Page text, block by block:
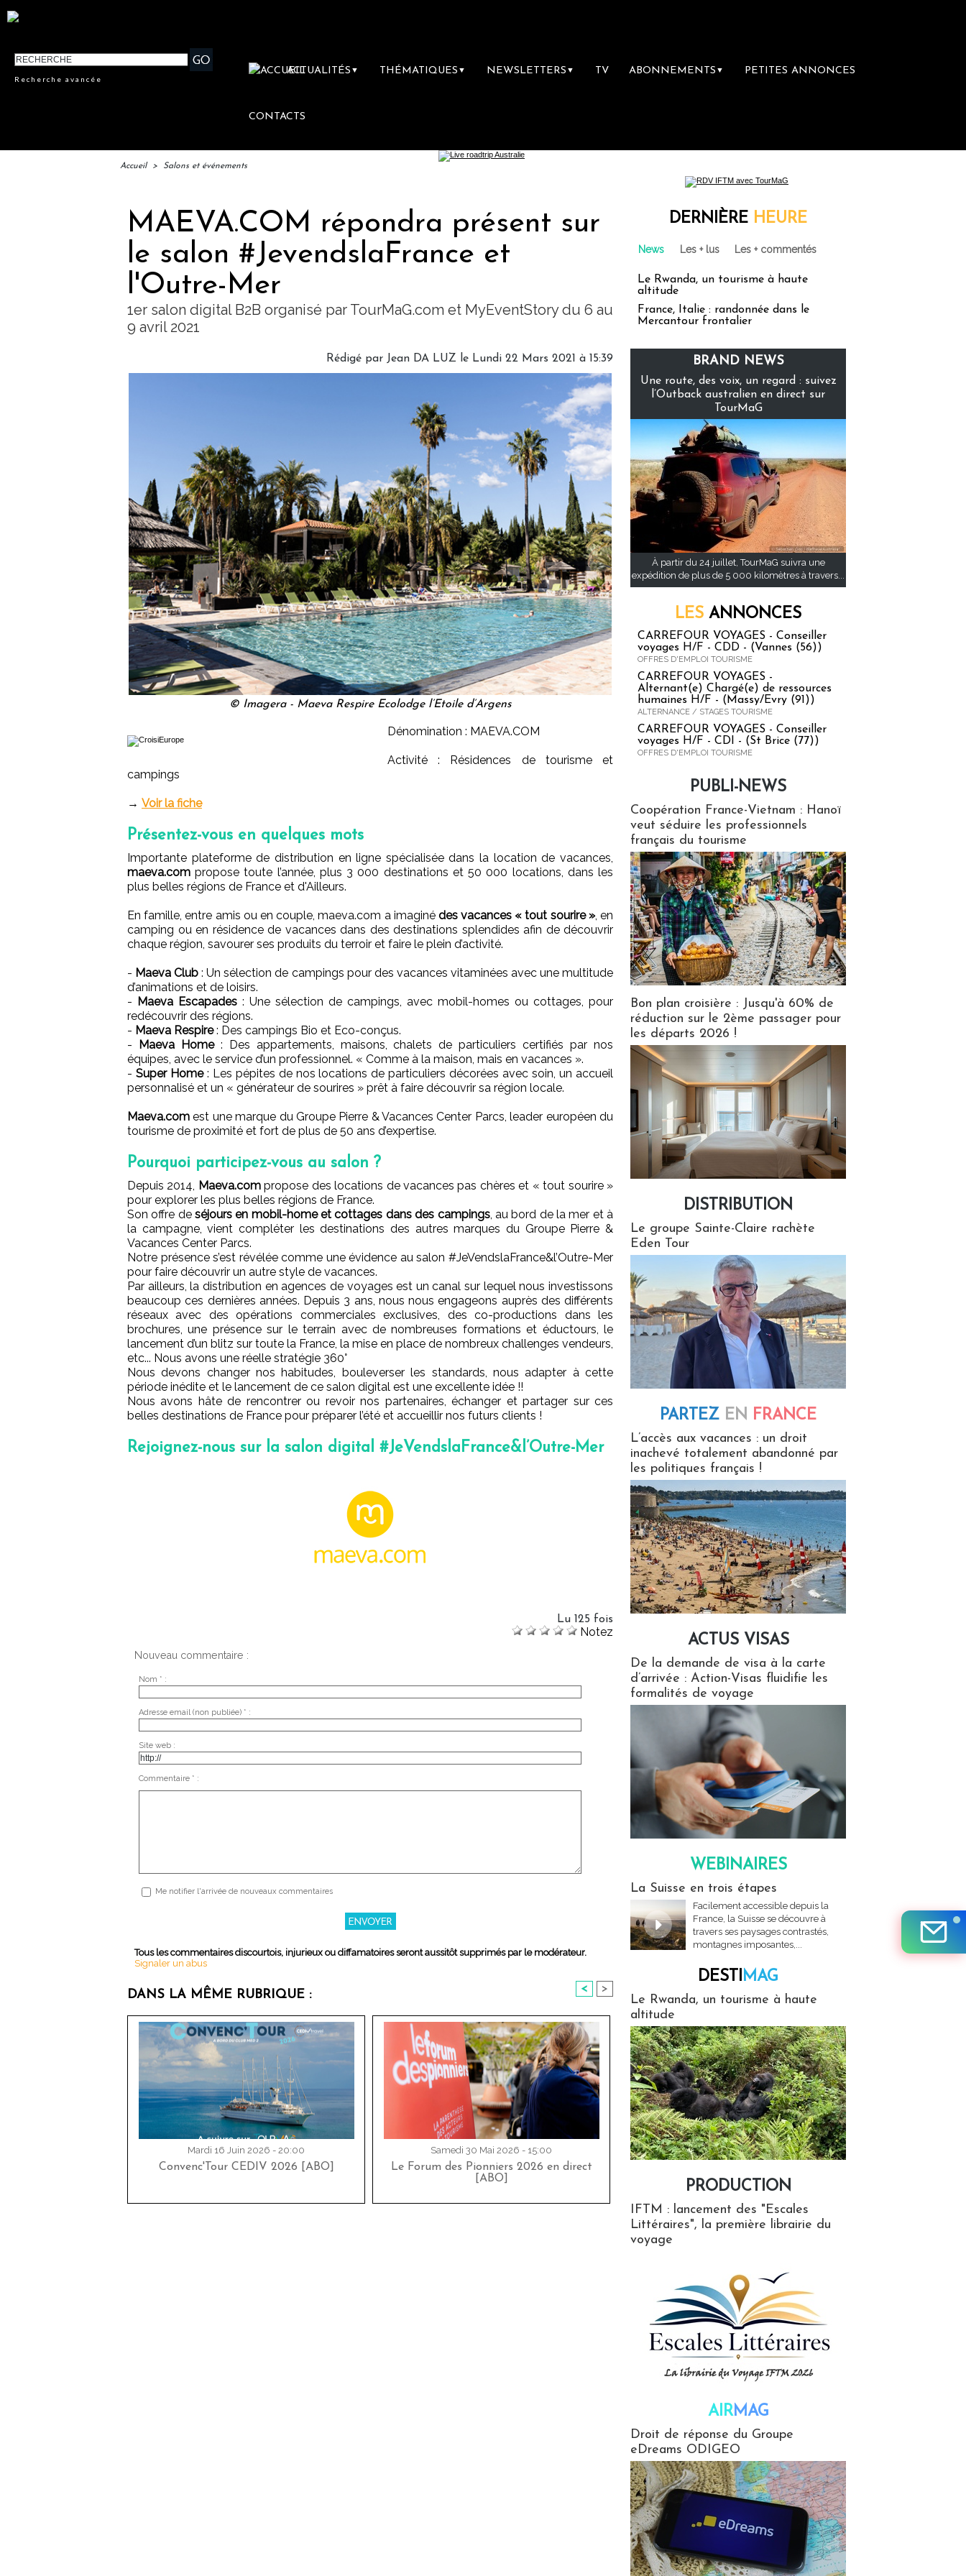
Recherche avancée
ACTUALITÉS ▼ THÉMATIQUES ▼ NEWSLETTERS ▼ TV ABONNEMENTS ▼ PETITES ANNONCES
CONTACTS
Accueil > Salons et événements
MAEVA.COM répondra présent sur
le salon #JevendslaFrance et
l'Outre-Mer
1er salon digital B2B organisé par TourMaG.com et MyEventStory du 6 au
9 avril 2021
Rédigé par Jean DA LUZ le Lundi 22 Mars 2021 à 15:39
© Imagera - Maeva Respire Ecolodge l’Etoile d’Argens
Dénomination : MAEVA.COM
Activité : Résidences de tourisme et
campings
→ Voir la fiche
Présentez-vous en quelques mots
Importante plateforme de distribution en ligne spécialisée dans la location de vacances,
maeva.com propose toute l’année, plus 3 000 destinations et 50 000 locations, dans les
plus belles régions de France et d'Ailleurs.
En famille, entre amis ou en couple, maeva.com a imaginé des vacances « tout sourire », en
camping ou en résidence de vacances dans des destinations splendides afin de découvrir
chaque région, savourer ses produits du terroir et faire le plein d’activité.
- Maeva Club : Un sélection de campings pour des vacances vitaminées avec une multitude
d’animations et de loisirs.
- Maeva Escapades : Une sélection de campings, avec mobil-homes ou cottages, pour
redécouvrir des régions.
- Maeva Respire: Des campings Bio et Eco-conçus.
-
Maeva Home: Des appartements, maisons, chalets de particuliers certifiés par nos
équipes, avec le service d’un professionnel. « Comme à la maison, mais en vacances ».
- Super Home: Les pépites de nos locations de particuliers décorées avec soin, un accueil
personnalisé et un « générateur de sourires » prêt à faire découvrir sa région locale.
Maeva.com est une marque du Groupe Pierre & Vacances Center Parcs, leader européen du
tourisme de proximité et fort de plus de 50 ans d’expertise.
Pourquoi participez-vous au salon ?
Depuis 2014, Maeva.compropose des locations de vacances pas chères et « tout sourire »
pour explorer les plus belles régions de France.
Son offre deséjours en mobil-home et cottages dans des campings, au bord de la mer et à
la campagne, vient compléter les destinations des autres marques du Groupe Pierre &
Vacances Center Parcs.
Notre présence s’est révélée comme une évidence au salon #JeVendslaFrance&l’Outre-Mer
pour faire découvrir un autre style de vacances.
Par ailleurs, la distribution en agences de voyages est un canal sur lequel nous investissons
beaucoup ces dernières années. Depuis 3 ans, nous nous engageons auprès des différents
réseaux avec des opérations commerciales exclusives, des co-productions dans les
brochures, une présence sur le terrain avec de nombreuses formations et éductours, le
lancement d’un blitz sur toute la France, la mise en place de nombreux challenges vendeurs,
etc... Nous avons une réelle stratégie 360°
Nous devons changer nos habitudes, bouleverser les standards, nous adapter à cette
période inédite et le lancement de ce salon digital est une excellente idée !!
Nous avons hâte de rencontrer ou revoir nos partenaires, échanger et partager sur ces
belles destinations de France pour préparer l’été et accueillir nos futurs clients !
Rejoignez-nous sur la salon digital #JeVendslaFrance&l’Outre-Mer
Lu 125 fois
Notez
Nouveau commentaire :
Nom * :
Adresse email (non publiée) * :
Site web :
Commentaire * :
Me notifier l'arrivée de nouveaux commentaires
Tous les commentaires discourtois, injurieux ou diffamatoires seront aussitôt supprimés par le modérateur.
Signaler un abus
DANS LA MÊME RUBRIQUE : < >
Mardi 16 Juin 2026 - 20:00
Convenc'Tour CEDIV 2026 [ABO]
Samedi 30 Mai 2026 - 15:00
Le Forum des Pionniers 2026 en direct
[ABO]
DERNIÈRE HEURE
News Les + lus Les + commentés
Le Rwanda, un tourisme à haute
altitude
France, Italie : randonnée dans le
Mercantour frontalier
BRAND NEWS
Une route, des voix, un regard : suivez
l’Outback australien en direct sur
TourMaG
À partir du 24 juillet, TourMaG suivra une
expédition de plus de 5 000 kilomètres à travers...
LES ANNONCES
CARREFOUR VOYAGES - Conseiller
voyages H/F - CDD - (Vannes (56))
OFFRES D'EMPLOI TOURISME
CARREFOUR VOYAGES -
Alternant(e) Chargé(e) de ressources
humaines H/F - (Massy/Evry (91))
ALTERNANCE / STAGES TOURISME
CARREFOUR VOYAGES - Conseiller
voyages H/F - CDI - (St Brice (77))
OFFRES D'EMPLOI TOURISME
PUBLI-NEWS
Coopération France-Vietnam : Hanoï
veut séduire les professionnels
français du tourisme
Bon plan croisière : Jusqu'à 60% de
réduction sur le 2ème passager pour
les départs 2026 !
DISTRIBUTION
Le groupe Sainte-Claire rachète
Eden Tour
PARTEZ EN FRANCE
L’accès aux vacances : un droit
inachevé totalement abandonné par
les politiques français !
ACTUS VISAS
De la demande de visa à la carte
d’arrivée : Action-Visas fluidifie les
formalités de voyage
WEBINAIRES
La Suisse en trois étapes
Facilement accessible depuis la
France, la Suisse se découvre à
travers ses paysages contrastés,
montagnes imposantes,...
DESTIMAG
Le Rwanda, un tourisme à haute
altitude
PRODUCTION
IFTM : lancement des "Escales
Littéraires", la première librairie du
voyage
AIRMAG
Droit de réponse du Groupe
eDreams ODIGEO